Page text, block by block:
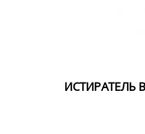
ИСТИРАТЕЛЬ